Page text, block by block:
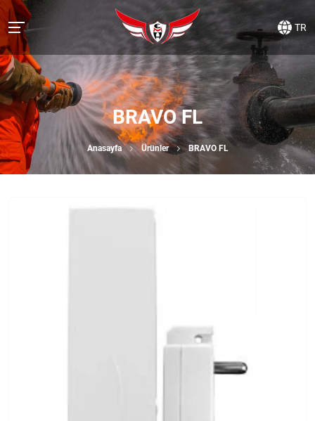
TR
BRAVO FL
Anasayfa Ürünler BRAVO FL